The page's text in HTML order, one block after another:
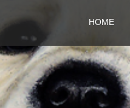
HOME